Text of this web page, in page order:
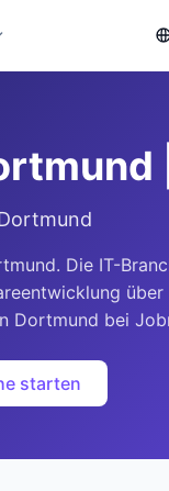
Die IT-
über
Dortmund bei
starten